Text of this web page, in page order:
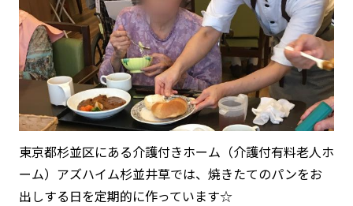
東京都杉並区にある介護付きホーム（介護付有料老人ホ
ーム）アズハイム杉並井草では、焼きたてのパンをお
出しする日を定期的に作っています☆